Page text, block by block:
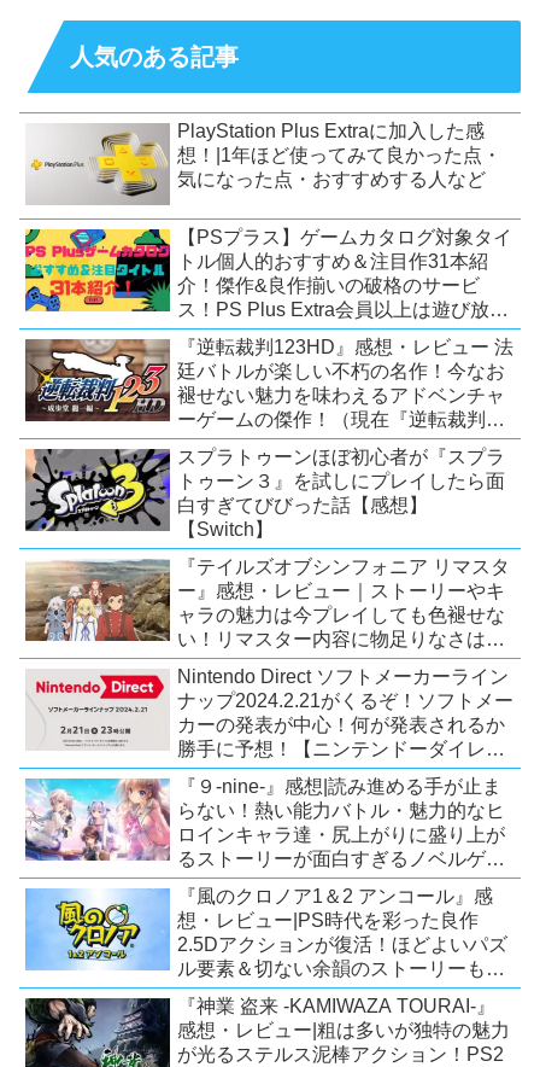
人気のある記事
PlayStation Plus Extraに加入した感
想！|1年ほど使ってみて良かった点・
気になった点・おすすめする人など
【PSプラス】ゲームカタログ対象タイ
トル個人的おすすめ＆注目作31本紹
介！傑作&良作揃いの破格のサービ
ス！PS Plus Extra会員以上は遊び放
題！【2026年7月時点】【PS5/PS4】
『逆転裁判123HD』感想・レビュー 法
廷バトルが楽しい不朽の名作！今なお
褪せない魅力を味わえるアドベンチャ
ーゲームの傑作！（現在『逆転裁判
123 成歩堂セレクション』が配信中）
スプラトゥーンほぼ初心者が『スプラ
トゥーン３』を試しにプレイしたら面
白すぎてびびった話【感想】
【Switch】
『テイルズオブシンフォニア リマスタ
ー』感想・レビュー｜ストーリーやキ
ャラの魅力は今プレイしても色褪せな
い！リマスター内容に物足りなさはあ
るが、プレイする価値のあるシリーズ
の人気作【Switch/PS4/Xone】
Nintendo Direct ソフトメーカーライン
ナップ2024.2.21がくるぞ！ソフトメー
カーの発表が中心！何が発表されるか
勝手に予想！【ニンテンドーダイレク
ト予想】
『９-nine-』感想|読み進める手が止ま
らない！熱い能力バトル・魅力的なヒ
ロインキャラ達・尻上がりに盛り上が
るストーリーが面白すぎるノベルゲ
ー！【PC/Steam/Switch/PS4】
『風のクロノア1＆2 アンコール』感
想・レビュー|PS時代を彩った良作
2.5Dアクションが復活！ほどよいパズ
ル要素＆切ない余韻のストーリーも魅
力！【Switch/PS5/PS4/Xbox
X|S/Xone/PC】
『神業 盗来 -KAMIWAZA TOURAI-』
感想・レビュー|粗は多いが独特の魅力
が光るステルス泥棒アクション！PS2